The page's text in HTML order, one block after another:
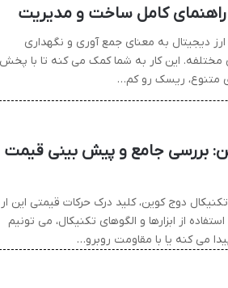
راهنمای کامل ساخت و مدیریت
دیجیتال به معنای جمع آوری و نگهداری
مختلفه. این کار به شما کمک می کنه تا با
متنوع، ریسک رو کم…
بررسی جامع و پیش بینی قیمت
دوج کوین، کلید درک حرکات قیمتی این
از ابزارها و الگوهای تکنیکال، می تونیم
می کنه یا با مقاومت روبرو…